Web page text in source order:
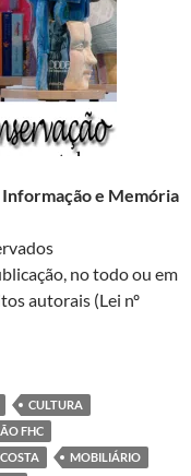
e Memória
no todo ou em
autorais (Lei nº
CULTURA
FHC
MOBILIÁRIO